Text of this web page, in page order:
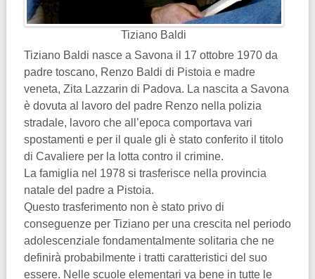
Tiziano Baldi
Tiziano Baldi nasce a Savona il 17 ottobre 1970 da
padre toscano, Renzo Baldi di Pistoia e madre
veneta, Zita Lazzarin di Padova. La nascita a Savona
è dovuta al lavoro del padre Renzo nella polizia
stradale, lavoro che all’epoca comportava vari
spostamenti e per il quale gli è stato conferito il titolo
di Cavaliere per la lotta contro il crimine.
La famiglia nel 1978 si trasferisce nella provincia
natale del padre a Pistoia.
Questo trasferimento non è stato privo di
conseguenze per Tiziano per una crescita nel periodo
adolescenziale fondamentalmente solitaria che ne
definirà probabilmente i tratti caratteristici del suo
essere. Nelle scuole elementari va bene in tutte le